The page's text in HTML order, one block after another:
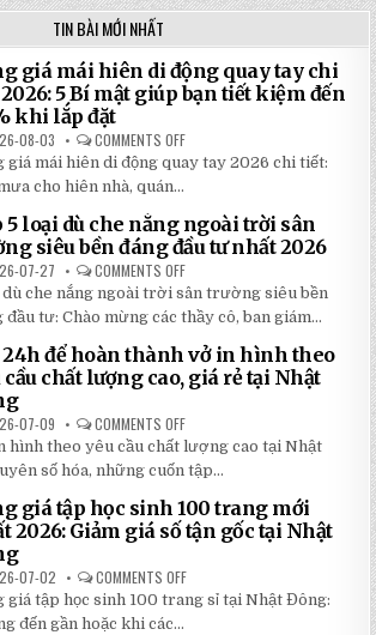
TIN BÀI MỚI NHẤT
giá mái hiên di động quay tay chi
5 Bí mật giúp bạn tiết kiệm đến
khi lắp đặt
08-03 COMMENTS OFF
BẢNG
GIÁ
ĐỘNG
QUAY
TAY
TIẾT
2026:
5
BÍ
MẬT
GIÚP
BẠN
TIẾT
KHI
LẮP
ĐẶT
giá mái hiên di động quay tay 2026 chi tiết:
cho hiên nhà, quán...
5 loại dù che nắng ngoài trời sân
siêu bền đáng đầu tư nhất 2026
07-27 COMMENTS OFF
TOP
5
LOẠI
DÙ
CHE
NẮNG
NGOÀI
TRỜI
BỀN
ĐÁNG
ĐẦU
NHẤT
2026
dù che nắng ngoài trời sân trường siêu bền
đầu tư: Chào mừng các thầy cô, ban giám...
24h để hoàn thành vở in hình theo
cầu chất lượng cao, giá rẻ tại Nhật
07-09 COMMENTS OFF
CHỈ
24H
ĐỂ
HOÀN
VỞ
IN
HÌNH
YÊU
CHẤT
LƯỢNG
hình theo yêu cầu chất lượng cao tại Nhật
số hóa, những cuốn tập...
giá tập học sinh 100 trang mới
2026: Giảm giá số tận gốc tại Nhật
07-02 COMMENTS OFF
BẢNG
GIÁ
giá tập học sinh 100 trang sỉ tại Nhật Đông:
đến gần hoặc khi các...